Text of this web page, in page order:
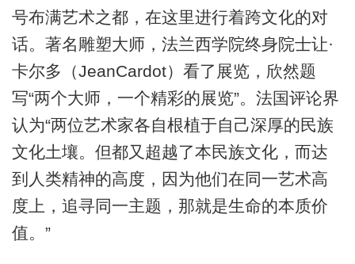
号布满艺术之都，在这里进行着跨文化的对
话。著名雕塑大师，法兰西学院终身院士让·
卡尔多（JeanCardot）看了展览，欣然题
写“两个大师，一个精彩的展览”。法国评论界
认为“两位艺术家各自根植于自己深厚的民族
文化土壤。但都又超越了本民族文化，而达
到人类精神的高度，因为他们在同一艺术高
度上，追寻同一主题，那就是生命的本质价
值。”